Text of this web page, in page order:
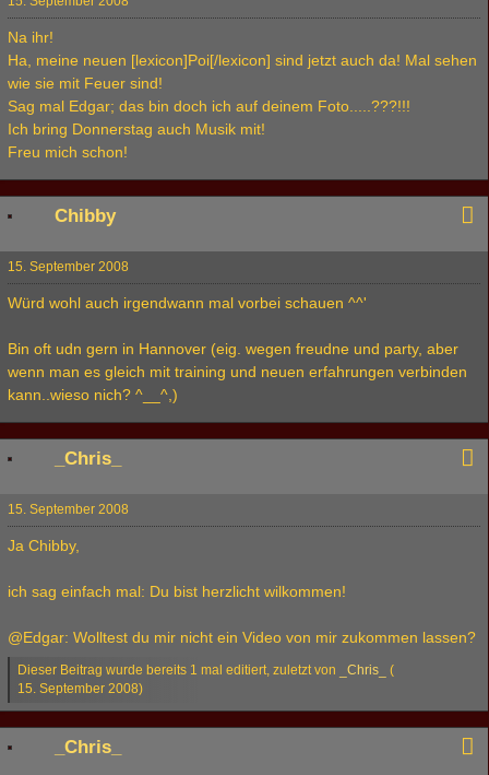
Na ihr!
Ha, meine neuen [lexicon]Poi[/lexicon] sind jetzt auch da! Mal sehen
wie sie mit Feuer sind!
Sag mal Edgar; das bin doch ich auf deinem Foto.....???!!!
Ich bring Donnerstag auch Musik mit!
Freu mich schon!
Chibby
15. September 2008
Würd wohl auch irgendwann mal vorbei schauen ^^'
Bin oft udn gern in Hannover (eig. wegen freudne und party, aber
wenn man es gleich mit training und neuen erfahrungen verbinden
kann..wieso nich? ^__^,)
_Chris_
15. September 2008
Ja Chibby,
ich sag einfach mal: Du bist herzlicht wilkommen!
@Edgar: Wolltest du mir nicht ein Video von mir zukommen lassen?
Dieser Beitrag wurde bereits 1 mal editiert, zuletzt von _Chris_
(
15. September 2008)
_Chris_